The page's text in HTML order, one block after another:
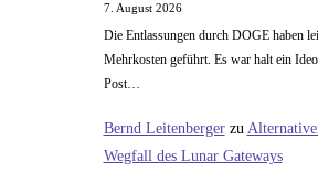
7. August 2026
Die Entlassungen durch DOGE haben
Mehrkosten geführt. Es war halt ein
Post…
Bernd Leitenbergerzu
Wegfall des Lunar Gateways